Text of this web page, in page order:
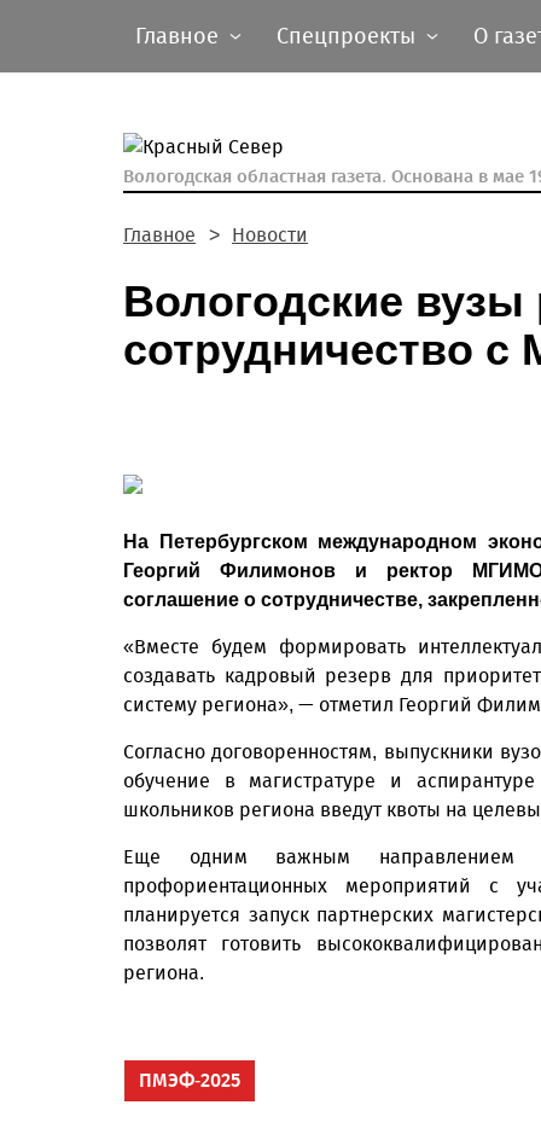
Главное Спецпроекты О
Вологодская областная газета. Основана в мае
Главное Новости
Вологодские
сотрудничество
На Петербургском международном
Георгий Филимонов и ректор
соглашение о сотрудничестве,
«Вместе будем формировать
создавать кадровый резерв для
систему региона», — отметил Георгий
Согласно договоренностям, выпускники
обучение в магистратуре и
школьников региона введут квоты на
Еще одним важным направлением
профориентационных мероприятий с
планируется запуск партнерских
позволят готовить
региона.
ПМЭФ-2025